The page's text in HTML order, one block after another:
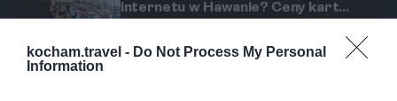
kocham.travel - Do Not Process My Personal
Information
przygody, natury i relaksu. Wspinaczka
że każdy odwiedzający czuje się jak
internetu w Hawanie? Ceny kart
do Hawany w 2026 roku,